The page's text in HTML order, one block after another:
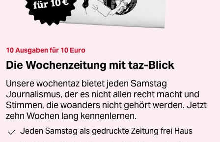
10 Ausgaben für 10 Euro
Die Wochenzeitung mit taz-Blick
Unsere wochentaz bietet jeden Samstag
Journalismus, der es nicht allen recht macht und
Stimmen, die woanders nicht gehört werden. Jetzt
zehn Wochen lang kennenlernen.
Jeden Samstag als gedruckte Zeitung frei Haus